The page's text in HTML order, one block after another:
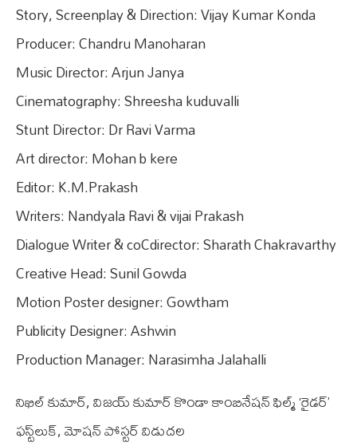
Story, Screenplay & Direction: Vijay Kumar Konda
Producer: Chandru Manoharan
Music Director: Arjun Janya
Cinematography: Shreesha kuduvalli
Stunt Director: Dr Ravi Varma
Art director: Mohan b kere
Editor: K.M.Prakash
Writers: Nandyala Ravi & vijai Prakash
Dialogue Writer & coCdirector: Sharath Chakravarthy
Creative Head: Sunil Gowda
Motion Poster designer: Gowtham
Publicity Designer: Ashwin
Production Manager: Narasimha Jalahalli
నిఖిల్ కుమార్‌, విజ‌య్ కుమార్ కొండా కాంబినేష‌న్ ఫిల్మ్ ‘రైడ‌ర్‌’
ఫ‌స్ట్‌లుక్, మోష‌న్ పోస్ట‌ర్‌ విడుద‌ల‌